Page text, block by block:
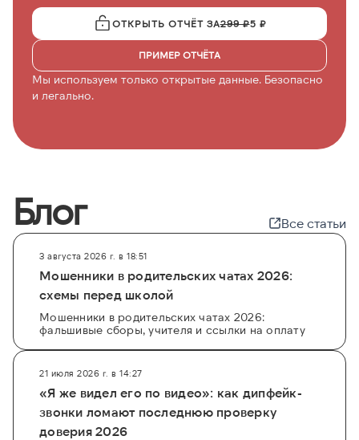
ОТКРЫТЬ ОТЧЁТ ЗА299 ₽5 ₽
ПРИМЕР ОТЧЁТА
Мы используем только открытые данные. Безопасно
и легально.
Блог Все статьи
3 августа 2026 г. в 18:51
Мошенники в родительских чатах 2026:
схемы перед школой
Мошенники в родительских чатах 2026:
фальшивые сборы, учителя и ссылки на оплату
21 июля 2026 г. в 14:27
«Я же видел его по видео»: как дипфейк-
звонки ломают последнюю проверку
доверия 2026